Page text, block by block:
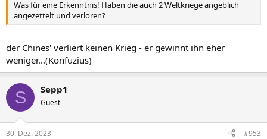
Was für eine Erkenntnis! Haben die auch 2 Weltkriege angeblich
angezettelt und verloren?
der Chines' verliert keinen Krieg - er gewinnt ihn eher
weniger...(Konfuzius)
S Sepp1
Guest
30. Dez. 2023 #953